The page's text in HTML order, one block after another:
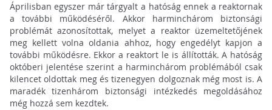
Áprilisban egyszer már tárgyalt a hatóság ennek a reaktornak
a további működéséről. Akkor harminchárom biztonsági
problémát azonosítottak, melyet a reaktor üzemeltetőjének
meg kellett volna oldania ahhoz, hogy engedélyt kapjon a
további működésre. Ekkor a reaktort le is állították. A hatóság
októberi jelentése szerint a harminchárom problémából csak
kilencet oldottak meg és tizenegyen dolgoznak még most is. A
maradék tizenhárom biztonsági intézkedés megoldásához
még hozzá sem kezdtek.